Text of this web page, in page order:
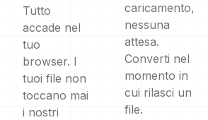
Tutto
accade nel
tuo
browser. I
tuoi file non
toccano mai
i nostri
caricamento,
nessuna
attesa.
Converti nel
momento in
cui rilasci un
file.